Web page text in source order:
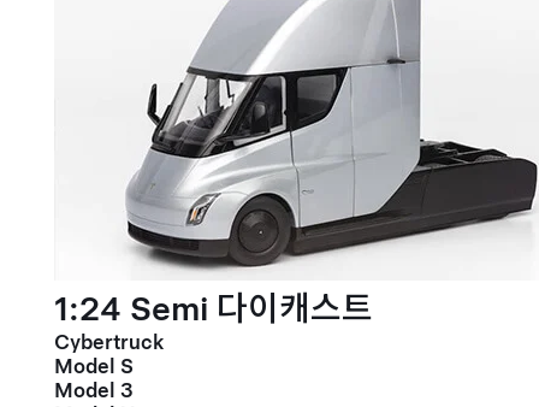
1:24 Semi 다이캐스트
Cybertruck
Model S
Model 3